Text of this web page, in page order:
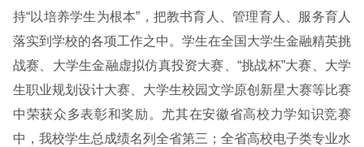
持“以培养学生为根本”，把教书育人、管理育人、服务育人
落实到学校的各项工作之中。学生在全国大学生金融精英挑
战赛、大学生金融虚拟仿真投资大赛、“挑战杯”大赛、大学
生职业规划设计大赛、大学生校园文学原创新星大赛等比赛
中荣获众多表彰和奖励。尤其在安徽省高校力学知识竞赛
中，我校学生总成绩名列全省第三；全省高校电子类专业水